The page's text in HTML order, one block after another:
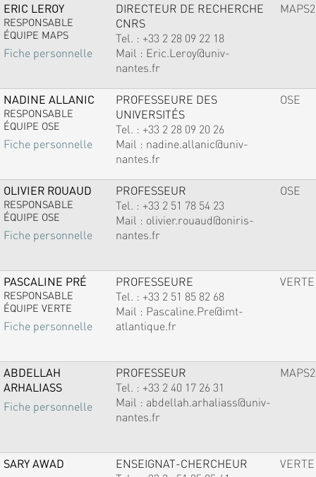
ERIC LEROY
RESPONSABLE
ÉQUIPE MAPS
Fiche personnelle
DIRECTEUR DE RECHERCHE
CNRS
Tel. : +33 2 28 09 22 18
Mail : Eric.Leroy@univ-
nantes.fr
MAPS2
NADINE ALLANIC
RESPONSABLE
ÉQUIPE OSE
Fiche personnelle
PROFESSEURE DES
UNIVERSITÉS
Tel. : +33 2 28 09 20 26
Mail : nadine.allanic@univ-
nantes.fr
OSE
OLIVIER ROUAUD
RESPONSABLE
ÉQUIPE OSE
Fiche personnelle
PROFESSEUR
Tel. : +33 2 51 78 54 23
Mail : olivier.rouaud@oniris-
nantes.fr
OSE
PASCALINE PRÉ
RESPONSABLE
ÉQUIPE VERTE
Fiche personnelle
PROFESSEURE
Tel. : +33 2 51 85 82 68
Mail : Pascaline.Pre@imt-
atlantique.fr
VERTE
ABDELLAH
ARHALIASS
Fiche personnelle
PROFESSEUR
Tel. : +33 2 40 17 26 31
Mail : abdellah.arhaliass@univ-
nantes.fr
MAPS2
SARY AWAD
ENSEIGNAT-CHERCHEUR
VERTE